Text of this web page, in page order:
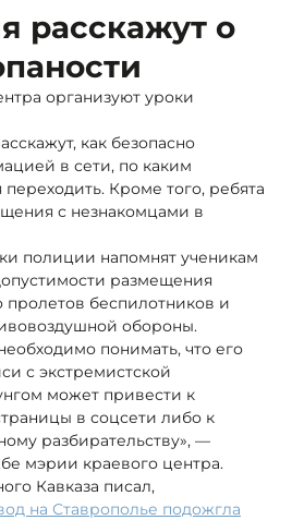
расскажут о
организуют уроки
как безопасно
в сети, по каким
Кроме того, ребята
с незнакомцами в
полиции напомнят ученикам
размещения
беспилотников и
обороны.
понимать, что его
с экстремистской
может привести к
в соцсети либо к
разбирательству», —
мэрии краевого центра.
Кавказа писал,
на Ставрополье подожгла